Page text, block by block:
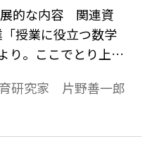
的な内容 関連資
授業に役立つ数学
り。ここでとり上げ
を示したものです。
研究家 片野善一郎